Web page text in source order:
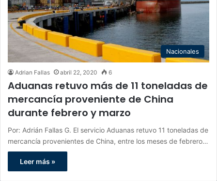
Nacionales
Adrian Fallas abril 22, 2020 6
Aduanas retuvo más de 11 toneladas de
mercancía proveniente de China
durante febrero y marzo
Por: Adrián Fallas G. El servicio Aduanas retuvo 11 toneladas de
mercancía provenientes de China, entre los meses de febrero…
Leer más »